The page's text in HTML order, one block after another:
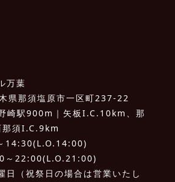
万葉
県那須塩原市一区町237-22
崎駅900m｜矢板I.C.10km、那
須I.C.9km
14:30(L.O.14:00)
～22:00(L.O.21:00)
日（祝祭日の場合は営業いたし